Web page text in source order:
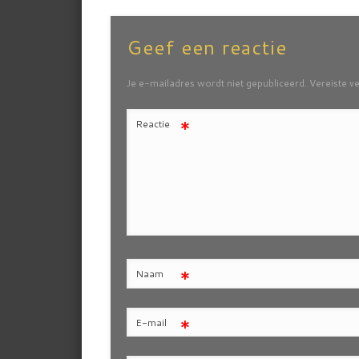
Geef een reactie
Je e-mailadres wordt niet gepubliceerd. Vereiste
Reactie *
Naam *
E-mail *